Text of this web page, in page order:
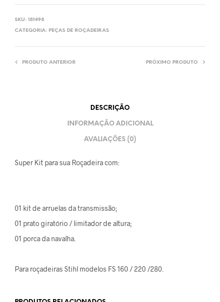
SKU: 181498
CATEGORIA: PEÇAS DE ROÇADEIRAS
PRODUTO ANTERIOR PRÓXIMO PRODUTO
DESCRIÇÃO
INFORMAÇÃO ADICIONAL
AVALIAÇÕES (0)
Super Kit para sua Roçadeira com:
01 kit de arruelas da transmissão;
01 prato giratório / limitador de altura;
01 porca da navalha.
Para roçadeiras Stihl modelos FS 160 / 220 /280.